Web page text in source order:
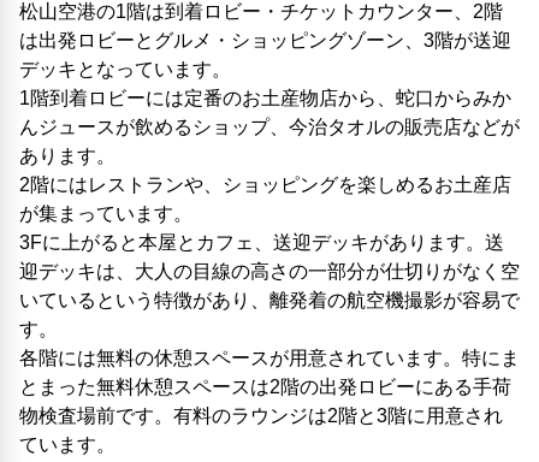
松山空港の1階は到着ロビー・チケットカウンター、2階
は出発ロビーとグルメ・ショッピングゾーン、3階が送迎
デッキとなっています。
1階到着ロビーには定番のお土産物店から、蛇口からみか
んジュースが飲めるショップ、今治タオルの販売店などが
あります。
2階にはレストランや、ショッピングを楽しめるお土産店
が集まっています。
3Fに上がると本屋とカフェ、送迎デッキがあります。送
迎デッキは、大人の目線の高さの一部分が仕切りがなく空
いているという特徴があり、離発着の航空機撮影が容易で
す。
各階には無料の休憩スペースが用意されています。特にま
とまった無料休憩スペースは2階の出発ロビーにある手荷
物検査場前です。有料のラウンジは2階と3階に用意され
ています。